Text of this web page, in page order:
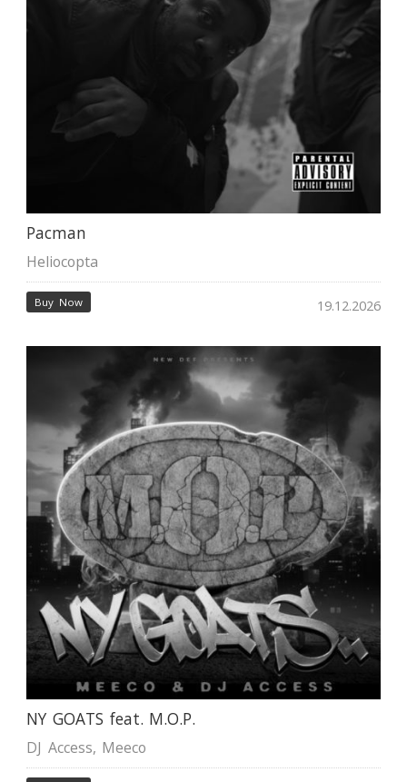
Pacman
Heliocopta
Buy Now 19.12.2026
NY GOATS feat. M.O.P.
DJ Access, Meeco